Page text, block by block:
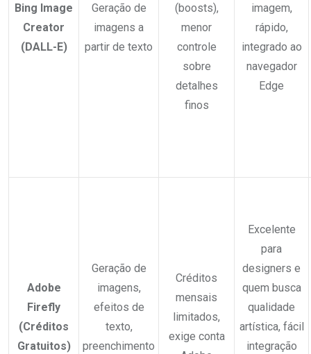
Bing Image
Creator
(DALL-E)
Geração de
imagens a
partir de texto
(boosts),
menor
controle
sobre
detalhes
finos
imagem,
rápido,
integrado ao
navegador
Edge
Adobe
Firefly
(Créditos
Gratuitos)
Geração de
imagens,
efeitos de
texto,
preenchimento
Créditos
mensais
limitados,
exige conta
Excelente
para
designers e
quem busca
qualidade
artística, fácil
integração